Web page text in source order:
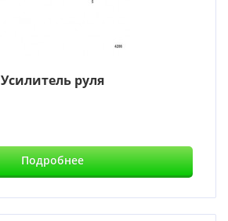
Усилитель руля
Подробнее